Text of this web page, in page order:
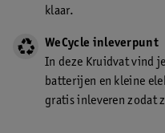
klaar.
WeCycle inleverpunt
In deze Kruidvat vind
batterijen en kleine
gratis inleveren zodat